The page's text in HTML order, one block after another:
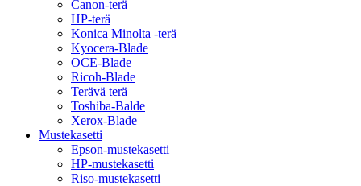
Canon-terä
HP-terä
Konica Minolta -terä
Kyocera-Blade
OCE-Blade
Ricoh-Blade
Terävä terä
Toshiba-Balde
Xerox-Blade
Mustekasetti
Epson-mustekasetti
HP-mustekasetti
Riso-mustekasetti